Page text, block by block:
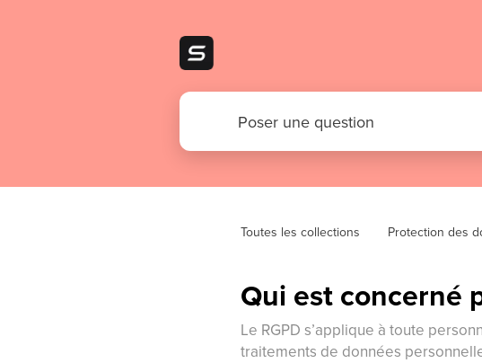
Toutes les collections Protection des
Qui est concerné
Le RGPD s’applique à toute
traitements de données